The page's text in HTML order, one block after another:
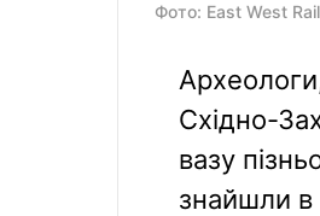
Фото: East West Rail
Східно-
вазу
знайшли